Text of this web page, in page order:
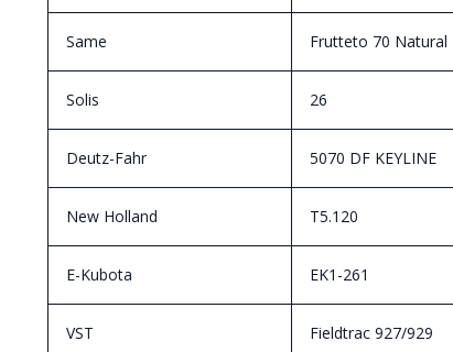
Same Frutteto 70 Natural
Solis 26
Deutz-Fahr 5070 DF KEYLINE
New Holland T5.120
E-Kubota EK1-261
VST Fieldtrac 927/929